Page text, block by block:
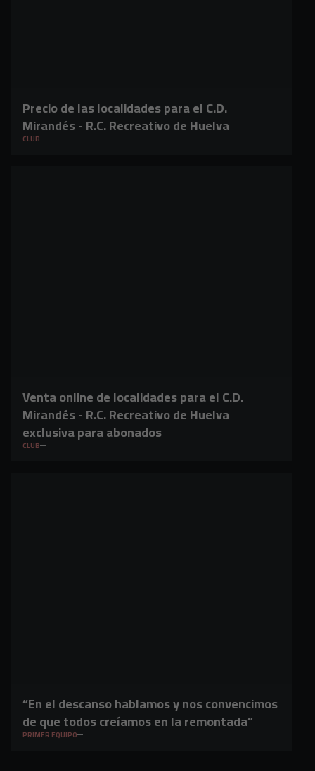
Precio de las localidades para el C.D.
Mirandés - R.C. Recreativo de Huelva
CLUB
Venta online de localidades para el C.D.
Mirandés - R.C. Recreativo de Huelva
exclusiva para abonados
CLUB
“En el descanso hablamos y nos convencimos
de que todos creíamos en la remontada”
PRIMER EQUIPO